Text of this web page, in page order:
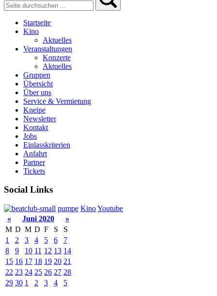
Startseite
Kino
Aktuelles
Veranstaltungen
Konzerte
Aktuelles
Gruppen
Übersicht
Über uns
Service & Vermietung
Kneipe
Newsletter
Kontakt
Jobs
Einlasskriterien
Anfahrt
Partner
Tickets
Social Links
pumpe KinoYoutube
«
Juni 2020
»
M D M D F S
S
1
2 3 4 5 6
7
8
9 10 11 12 13 14
15 16 17 18 19 20 21
22 23 24 25 26 27 28
29 30 1 2 3 4 5